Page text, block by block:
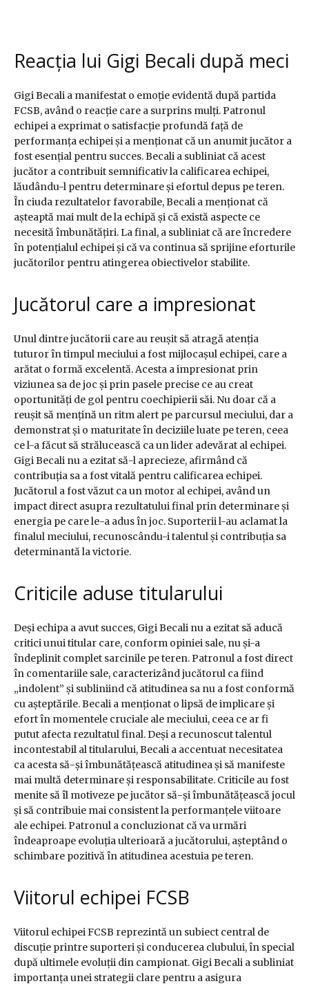
Reacția lui Gigi Becali după meci
Gigi Becali a manifestat o emoție evidentă după partida
FCSB, având o reacție care a surprins mulți. Patronul
echipei a exprimat o satisfacție profundă față de
performanța echipei și a menționat că un anumit jucător a
fost esențial pentru succes. Becali a subliniat că acest
jucător a contribuit semnificativ la calificarea echipei,
lăudându-l pentru determinare și efortul depus pe teren.
În ciuda rezultatelor favorabile, Becali a menționat că
așteaptă mai mult de la echipă și că există aspecte ce
necesită îmbunătățiri. La final, a subliniat că are încredere
în potențialul echipei și că va continua să sprijine eforturile
jucătorilor pentru atingerea obiectivelor stabilite.
Jucătorul care a impresionat
Unul dintre jucătorii care au reușit să atragă atenția
tuturor în timpul meciului a fost mijlocașul echipei, care a
arătat o formă excelentă. Acesta a impresionat prin
viziunea sa de joc și prin pasele precise ce au creat
oportunități de gol pentru coechipierii săi. Nu doar că a
reușit să mențină un ritm alert pe parcursul meciului, dar a
demonstrat și o maturitate în deciziile luate pe teren, ceea
ce l-a făcut să strălucească ca un lider adevărat al echipei.
Gigi Becali nu a ezitat să-l aprecieze, afirmând că
contribuția sa a fost vitală pentru calificarea echipei.
Jucătorul a fost văzut ca un motor al echipei, având un
impact direct asupra rezultatului final prin determinare și
energia pe care le-a adus în joc. Suporterii l-au aclamat la
finalul meciului, recunoscându-i talentul și contribuția sa
determinantă la victorie.
Criticile aduse titularului
Deși echipa a avut succes, Gigi Becali nu a ezitat să aducă
critici unui titular care, conform opiniei sale, nu și-a
îndeplinit complet sarcinile pe teren. Patronul a fost direct
în comentariile sale, caracterizând jucătorul ca fiind
„indolent” și subliniind că atitudinea sa nu a fost conformă
cu așteptările. Becali a menționat o lipsă de implicare și
efort în momentele cruciale ale meciului, ceea ce ar fi
putut afecta rezultatul final. Deși a recunoscut talentul
incontestabil al titularului, Becali a accentuat necesitatea
ca acesta să-și îmbunătățească atitudinea și să manifeste
mai multă determinare și responsabilitate. Criticile au fost
menite să îl motiveze pe jucător să-și îmbunătățească jocul
și să contribuie mai consistent la performanțele viitoare
ale echipei. Patronul a concluzionat că va urmări
îndeaproape evoluția ulterioară a jucătorului, așteptând o
schimbare pozitivă în atitudinea acestuia pe teren.
Viitorul echipei FCSB
Viitorul echipei FCSB reprezintă un subiect central de
discuție printre suporteri și conducerea clubului, în special
după ultimele evoluții din campionat. Gigi Becali a subliniat
importanța unei strategii clare pentru a asigura